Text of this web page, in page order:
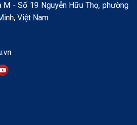
- Số 19 Nguyễn Hữu Thọ, phường
Việt Nam